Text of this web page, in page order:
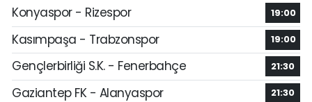
Konyaspor - Rizespor
19:00
Kasımpaşa - Trabzonspor 19:00
Gençlerbirliği S.K. - Fenerbahçe 21:30
Gaziantep FK - Alanyaspor 21:30